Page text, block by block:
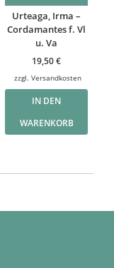
Urteaga, Irma –
Cordamantes f. Vl
u. Va
19,50€
zzgl.Versandkosten
IN DEN
WARENKORB